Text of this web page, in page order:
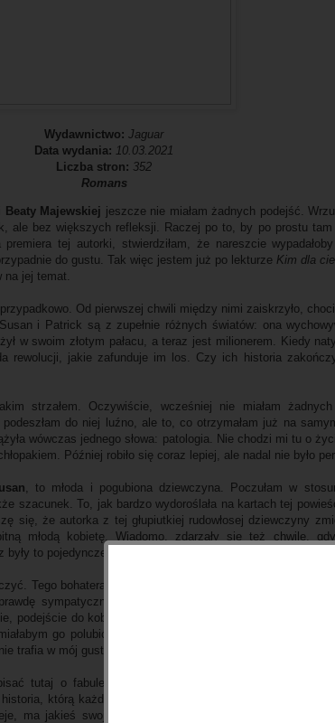
Wydawnictwo: Jaguar
Data wydania: 10.03.2021
Liczba stron: 352
Romans
Beaty Majewskiej jeszcze nie miałam żadnych podejść.
ale bez większych refleksji. Raczej po to, by po prostu tam
tej autorki, stwierdziłam, że nareszcie
do gustu. Tak więc jestem już po lekturze Kim dla
na jej temat.
Od pierwszej chwili między nimi zaiskrzyło,
i Patrick są z zupełnie różnych światów: ona
w swoim złotym pałacu, a teraz jest milionerem. Kiedy
rewolucji, jakie zafunduje im los. Czy ich historia
strzałem. Oczywiście, wcześniej nie miałam
do niej luźno, ale to, co otrzymałam już na
wówczas jednego słowa: patologia. Nie chodzi mi tu o
Później robiło się coraz lepiej, ale nadal nie było
, to młoda i pogubiona dziewczyna. Poczułam w
szacunek. To, jak bardzo wydoroślała na kartach tej
się, że autorka z tej głupiutkiej rudowłosej dziewczyny
młodą kobietę. Wiadomo, zdarzały się też chwile,
były to pojedyncze przypadki.
Tego bohatera z całego serca nie znoszę. Nie pomogło
sympatyczny facet, bo dla mnie od początku do
podejście do kobiet i ich traktowanie zasługuje na
go polubić. Został on bardzo dobrze wykreowany,
trafia w mój gust – zarówno ludzki, jak i czytelniczy.
tutaj o fabule tej powieści, ponieważ boję się, że
którą każdy powinien sam sobie poznać od początku
ma jakieś swoje powody i ewentualne konsekwencje,